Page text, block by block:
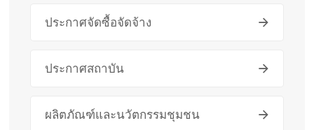
ประกาศจัดซื้อจัดจ้าง
ประกาศสถาบัน
ผลิตภัณฑ์และนวัตกรรมชุมชน